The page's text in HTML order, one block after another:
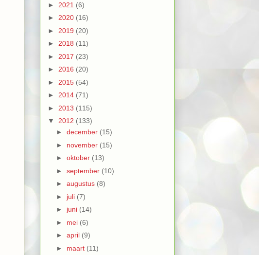
► 2021 (6)
► 2020 (16)
► 2019 (20)
► 2018 (11)
► 2017 (23)
► 2016 (20)
► 2015 (54)
► 2014 (71)
► 2013 (115)
▼ 2012 (133)
► december (15)
► november (15)
► oktober (13)
► september (10)
► augustus (8)
► juli (7)
► juni (14)
► mei (6)
► april (9)
► maart (11)